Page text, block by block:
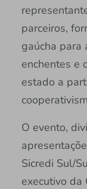
parceiros,
gaúcha para
enchentes e
estado a
O evento,
Sicredi Sul/
executivo da